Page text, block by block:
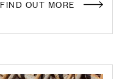
FIND OUT MORE